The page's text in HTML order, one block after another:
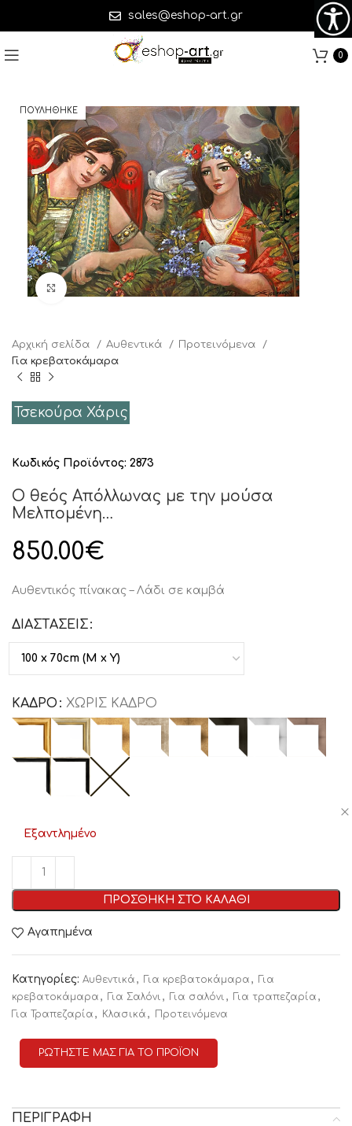
sales@eshop-art.gr
0
ΠΟΥΛΗΘΗΚΕ
Click to enlarge
Αρχική σελίδα Αυθεντικά
Προτεινόμενα
Για κρεβατοκάμαρα
Τσεκούρα Χάρις
Κωδικός Προϊόντος: 2873
Ο θεός Απόλλωνας με την μούσα
Μελπομένη…
850.00€
Αυθεντικός πίνακας – Λάδι σε καμβά
ΔΙΑΣΤΑΣΕΙΣ
ΚΑΔΡΟ ΧΩΡΙΣ ΚΑΔΡΟ
Εξαντλημένο
ΠΡΟΣΘΗΚΗ ΣΤΟ ΚΑΛΑΘΙ
Αγαπημένα
Κατηγορίες: Αυθεντικά , Για κρεβατοκάμαρα , Για
κρεβατοκάμαρα , Για Σαλόνι , Για σαλόνι , Για τραπεζαρία ,
Για Τραπεζαρία , Κλασικά , Προτεινόμενα
ΡΩΤΗΣΤΕ ΜΑΣ ΓΙΑ ΤΟ ΠΡΟΪΟΝ
ΠΕΡΙΓΡΑΦΗ